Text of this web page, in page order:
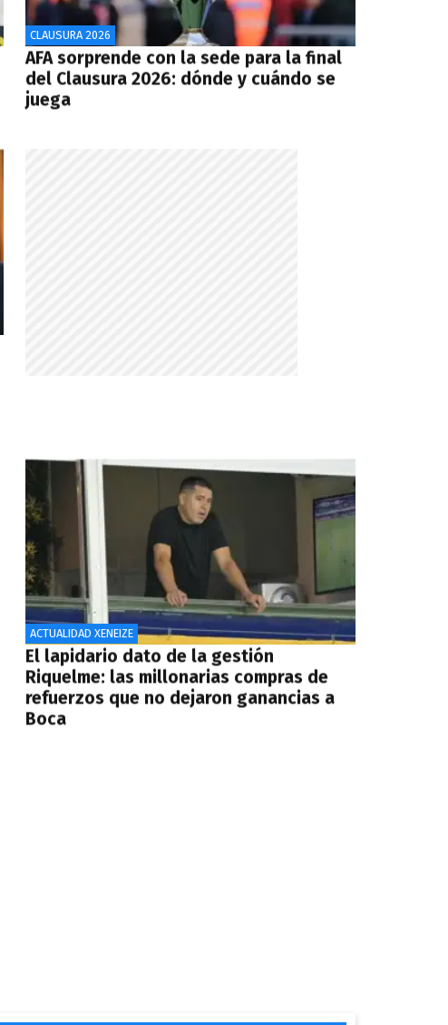
CLAUSURA 2026
AFA sorprende con la sede para la final
del Clausura 2026: dónde y cuándo se
juega
ACTUALIDAD XENEIZE
El lapidario dato de la gestión
Riquelme: las millonarias compras de
refuerzos que no dejaron ganancias a
Boca